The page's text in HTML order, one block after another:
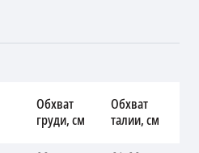
Обхват
груди, см
Обхват
талии, см